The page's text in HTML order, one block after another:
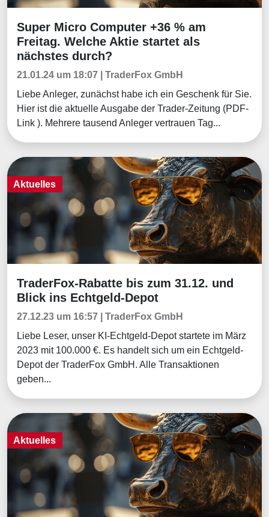
Aktuelles
Super Micro Computer +36 % am
Freitag. Welche Aktie startet als
nächstes durch?
21.01.24 um 18:07 | TraderFox GmbH
Liebe Anleger, zunächst habe ich ein Geschenk für Sie.
Hier ist die aktuelle Ausgabe der Trader-Zeitung (PDF-
Link ). Mehrere tausend Anleger vertrauen Tag...
Aktuelles
Aktuelles
TraderFox-Rabatte bis zum 31.12. und
Blick ins Echtgeld-Depot
27.12.23 um 16:57 | TraderFox GmbH
Liebe Leser, unser KI-Echtgeld-Depot startete im März
2023 mit 100.000 €. Es handelt sich um ein Echtgeld-
Depot der TraderFox GmbH. Alle Transaktionen
geben...
Aktuelles